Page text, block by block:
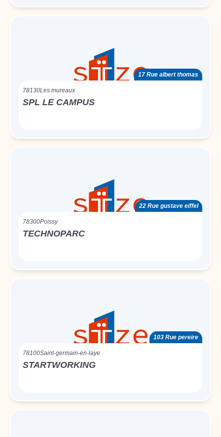
17 Rue albert thomas
78130Les mureaux
SPL LE CAMPUS
22 Rue gustave eiffel
78300Poissy
TECHNOPARC
103 Rue pereire
78100Saint-germain-en-laye
STARTWORKING